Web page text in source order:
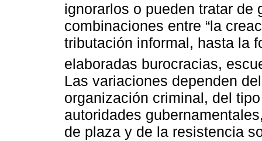
ignorarlos o pueden tratar de
combinaciones entre “la
tributación informal, hasta la
elaboradas burocracias,
Las variaciones dependen
organización criminal, del
autoridades
de plaza y de la resistencia